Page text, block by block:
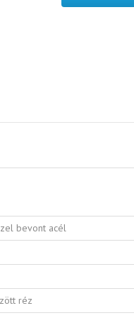
Vezérlőkábelek antibakteriális
bevont acél
réz